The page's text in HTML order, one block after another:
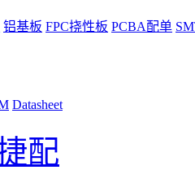
铝基板 FPC挠性板 PCBA配单
Datasheet
配